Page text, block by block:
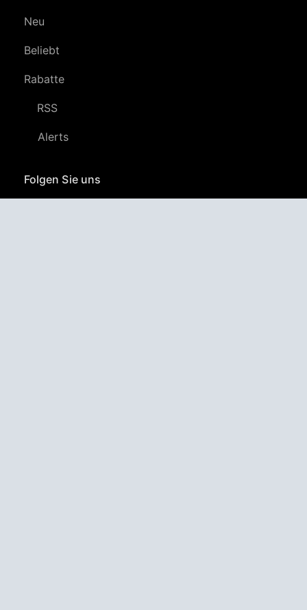
Neu
Beliebt
Rabatte
RSS
Alerts
Folgen Sie uns